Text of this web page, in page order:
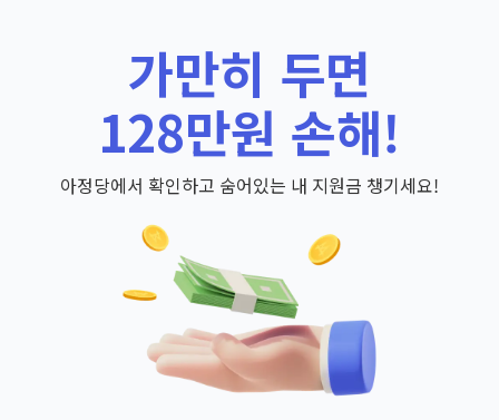
가만히 두면
128만원 손해!
아정당에서 확인하고 숨어있는 내 지원금 챙기세요!